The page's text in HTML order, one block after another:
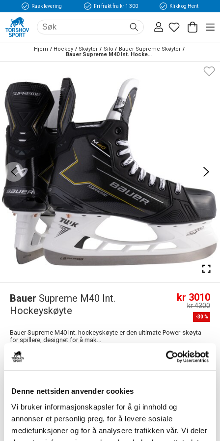
Denne nettsiden anvender cookies
Vi bruker informasjonskapsler for å gi innhold og
annonser et personlig preg, for å levere sosiale
mediefunksjoner og for å analysere trafikken vår. Vi deler
Rask levering Fri frakt fra kr 1 300 Klikk og Hent
Hjem Hockey Skøyter Silo
Bauer Supreme Skøyter
Bauer Supreme M40 Int. Hockeyskøyte
-30 %
Bauer Supreme M40 Int.
Hockeyskøyte
kr 3010
kr 4300
Bauer Supreme M40 Int. hockeyskøyte er den ultimate Power-skøyta
for spillere, designet for å mak...
Les mer.
SKØYTESLIP ▾